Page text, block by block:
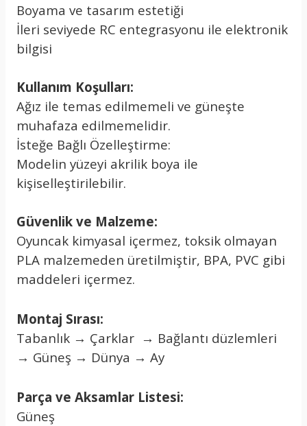
Boyama ve tasarım estetiği
İleri seviyede RC entegrasyonu ile elektronik
bilgisi
Kullanım Koşulları:
Ağız ile temas edilmemeli ve güneşte
muhafaza edilmemelidir.
İsteğe Bağlı Özelleştirme:
Modelin yüzeyi akrilik boya ile
kişiselleştirilebilir.
Güvenlik ve Malzeme:
Oyuncak kimyasal içermez, toksik olmayan
PLA malzemeden üretilmiştir, BPA, PVC gibi
maddeleri içermez.
Montaj Sırası:
Tabanlık → Çarklar → Bağlantı düzlemleri
→ Güneş → Dünya → Ay
Parça ve Aksamlar Listesi:
Güneş